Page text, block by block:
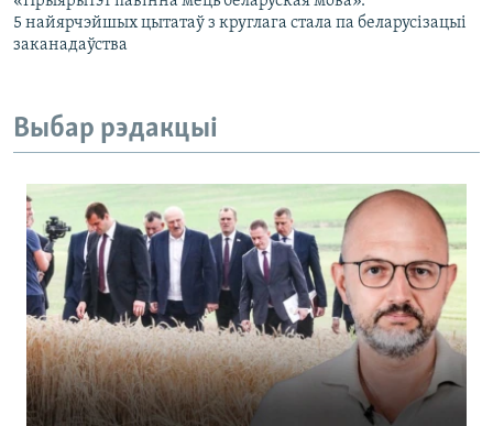
5 найярчэйшых цытатаў з круглага стала па беларусізацыі
заканадаўства
Выбар рэдакцыі